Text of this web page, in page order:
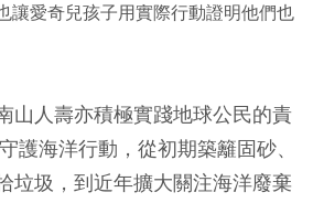
讓愛奇兒孩子用實際行動證明他們也
山人壽亦積極實踐地球公民的責
護海洋行動，從初期築籬固砂、
垃圾，到近年擴大關注海洋廢棄